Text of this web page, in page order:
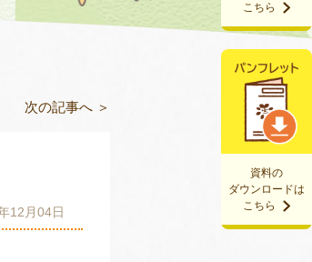
資料の
ダウンロードは
こちら
こちら
次の記事へ ＞
12月04日